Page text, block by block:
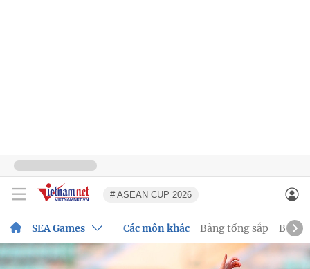
# ASEAN CUP 2026
SEA Games Bảng tổng sắp Bóng
Các môn khác